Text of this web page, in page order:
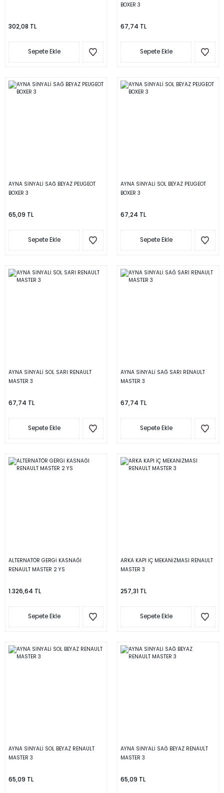
302,08 TL
Sepete Ekle
BOXER 3
67,74 TL
Sepete Ekle
AYNA SİNYALİ SAĞ BEYAZ PEUGEOT
BOXER 3
65,09 TL
Sepete Ekle
AYNA SİNYALİ SOL BEYAZ PEUGEOT
BOXER 3
67,24 TL
Sepete Ekle
AYNA SİNYALİ SOL SARI RENAULT
MASTER 3
67,74 TL
Sepete Ekle
AYNA SİNYALİ SAĞ SARI RENAULT
MASTER 3
67,74 TL
Sepete Ekle
ALTERNATÖR GERGİ KASNAĞI
RENAULT MASTER 2 YS
1.326,64 TL
Sepete Ekle
ARKA KAPI İÇ MEKANİZMASI RENAULT
MASTER 3
257,31 TL
Sepete Ekle
AYNA SİNYALİ SOL BEYAZ RENAULT
MASTER 3
65,09 TL
AYNA SİNYALİ SAĞ BEYAZ RENAULT
MASTER 3
65,09 TL